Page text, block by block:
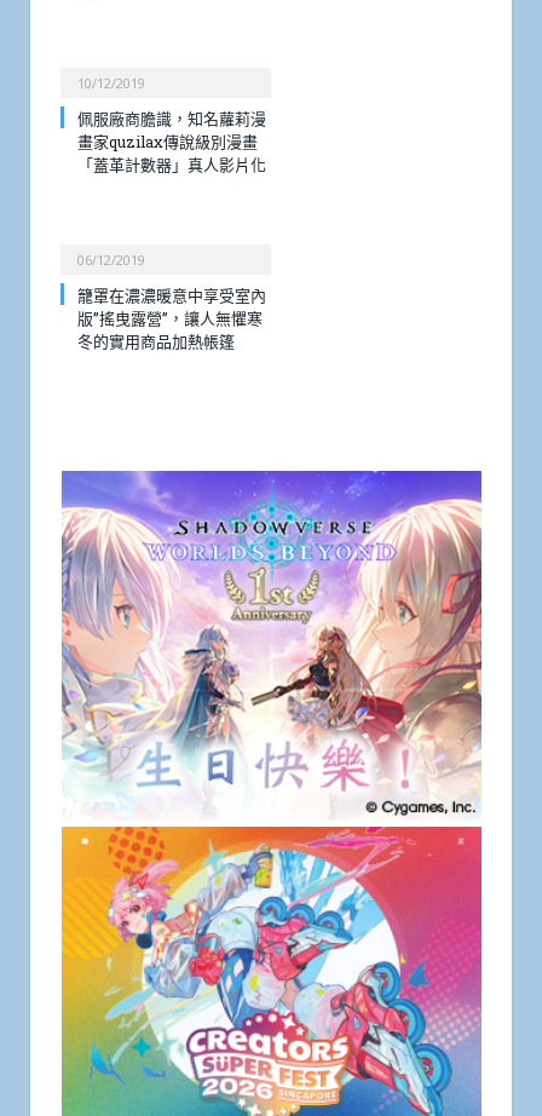
10/12/2019
佩服廠商膽識，知名蘿莉漫
畫家quzilax傳說級別漫畫
「蓋革計數器」真人影片化
06/12/2019
籠罩在濃濃暖意中享受室內
版”搖曳露營”，讓人無懼寒
冬的實用商品加熱帳篷